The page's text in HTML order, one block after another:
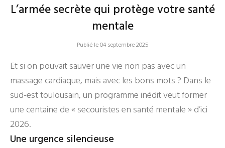
L’armée secrète qui protège votre santé
mentale
Publié le 04 septembre 2025
Et si on pouvait sauver une vie non pas avec un
massage cardiaque, mais avec les bons mots ? Dans le
sud-est toulousain, un programme inédit veut former
une centaine de « secouristes en santé mentale » d’ici
2026.
Une urgence silencieuse